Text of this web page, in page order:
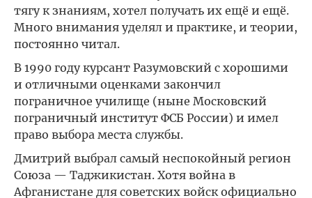
тягу к знаниям, хотел получать их ещё и ещё.
Много внимания уделял и практике, и теории,
постоянно читал.
В 1990 году курсант Разумовский с хорошими
и отличными оценками закончил
пограничное училище (ныне Московский
пограничный институт ФСБ России) и имел
право выбора места службы.
Дмитрий выбрал самый неспокойный регион
Союза — Таджикистан. Хотя война в
Афганистане для советских войск официально